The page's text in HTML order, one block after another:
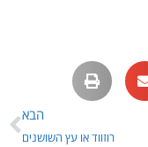
הבא
רוזווד או עץ השושנים